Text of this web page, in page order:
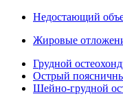
Недостающий
Жировые
Грудной
Острый
Шейно-грудной